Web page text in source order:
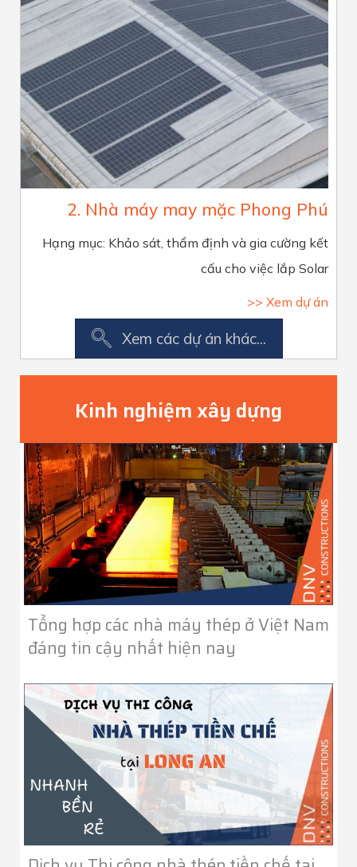
2. Nhà máy may mặc Phong Phú
Hạng mục: Khảo sát, thẩm định và gia cường kết
cấu cho việc lắp Solar
>> Xem dự án
Xem các dự án khác...
Kinh nghiệm xây dựng
Tổng hợp các nhà máy thép ở Việt Nam
đáng tin cậy nhất hiện nay